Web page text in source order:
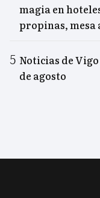
magia en
propinas, mesa
Noticias de
de agosto